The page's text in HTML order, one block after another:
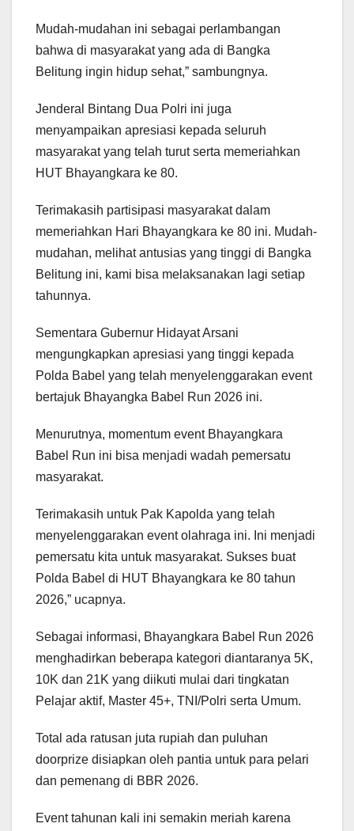
Mudah-mudahan ini sebagai perlambangan
bahwa di masyarakat yang ada di Bangka
Belitung ingin hidup sehat,” sambungnya.
Jenderal Bintang Dua Polri ini juga
menyampaikan apresiasi kepada seluruh
masyarakat yang telah turut serta memeriahkan
HUT Bhayangkara ke 80.
Terimakasih partisipasi masyarakat dalam
memeriahkan Hari Bhayangkara ke 80 ini. Mudah-
mudahan, melihat antusias yang tinggi di Bangka
Belitung ini, kami bisa melaksanakan lagi setiap
tahunnya.
Sementara Gubernur Hidayat Arsani
mengungkapkan apresiasi yang tinggi kepada
Polda Babel yang telah menyelenggarakan event
bertajuk Bhayangka Babel Run 2026 ini.
Menurutnya, momentum event Bhayangkara
Babel Run ini bisa menjadi wadah pemersatu
masyarakat.
Terimakasih untuk Pak Kapolda yang telah
menyelenggarakan event olahraga ini. Ini menjadi
pemersatu kita untuk masyarakat. Sukses buat
Polda Babel di HUT Bhayangkara ke 80 tahun
2026,” ucapnya.
Sebagai informasi, Bhayangkara Babel Run 2026
menghadirkan beberapa kategori diantaranya 5K,
10K dan 21K yang diikuti mulai dari tingkatan
Pelajar aktif, Master 45+, TNI/Polri serta Umum.
Total ada ratusan juta rupiah dan puluhan
doorprize disiapkan oleh pantia untuk para pelari
dan pemenang di BBR 2026.
Event tahunan kali ini semakin meriah karena